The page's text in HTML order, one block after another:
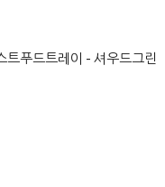
트푸드트레이 - 셔우드그린